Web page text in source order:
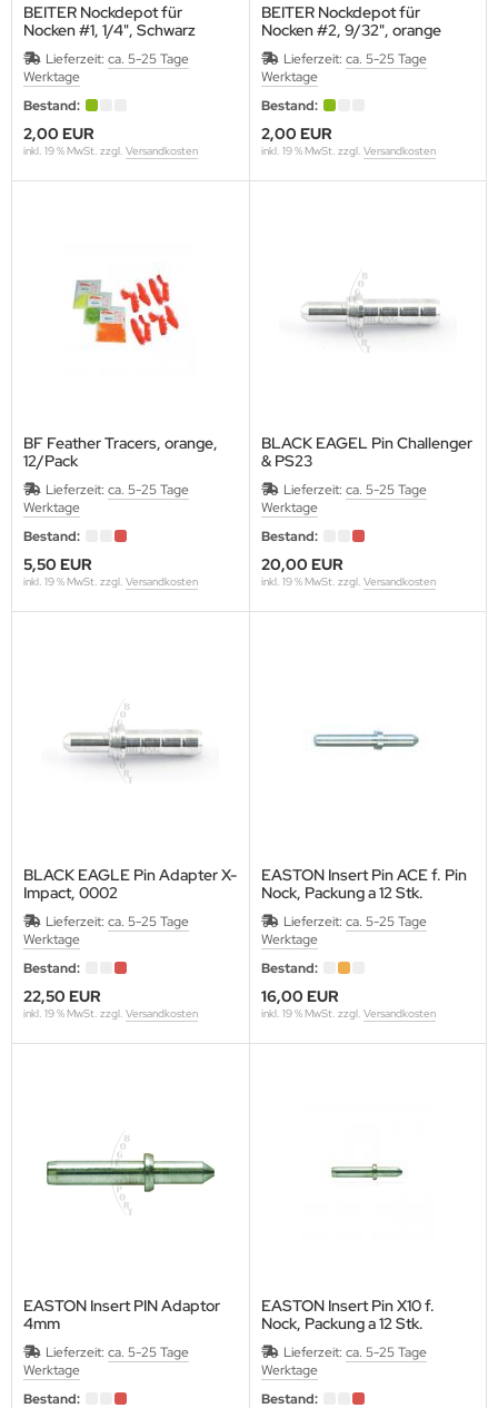
BEITER Nockdepot für
Nocken #1, 1/4", Schwarz
Lieferzeit: ca. 5-25 Tage
Werktage
Bestand:
2,00 EUR
inkl. 19 % MwSt. zzgl. Versandkosten
BEITER Nockdepot für
Nocken #2, 9/32", orange
Lieferzeit: ca. 5-25 Tage
Werktage
Bestand:
2,00 EUR
inkl. 19 % MwSt. zzgl. Versandkosten
BF Feather Tracers, orange,
12/Pack
12 Stück/Packung
Lieferzeit: ca. 5-25 Tage
Werktage
Bestand:
5,50 EUR
inkl. 19 % MwSt. zzgl. Versandkosten
BLACK EAGEL Pin Challenger
& PS23
Lieferzeit: ca. 5-25 Tage
Werktage
Bestand:
20,00 EUR
inkl. 19 % MwSt. zzgl. Versandkosten
BLACK EAGLE Pin Adapter X-
Impact, 0002
Lieferzeit: ca. 5-25 Tage
Werktage
Bestand:
22,50 EUR
inkl. 19 % MwSt. zzgl. Versandkosten
EASTON Insert Pin ACE f. Pin
Nock, Packung a 12 Stk.
und Carbon One 0810-1150 12
Stück/Packung
Lieferzeit: ca. 5-25 Tage
Werktage
Bestand:
16,00 EUR
inkl. 19 % MwSt. zzgl. Versandkosten
EASTON Insert PIN Adaptor
4mm
Lieferzeit: ca. 5-25 Tage
Werktage
Bestand:
EASTON Insert Pin X10 f.
Nock, Packung a 12 Stk.
12 Stück/Packung
Lieferzeit: ca. 5-25 Tage
Werktage
Bestand:
STEEL
ARCHERY
EUPEN
FLETCH PRODUCTS
FACES (Egertec)